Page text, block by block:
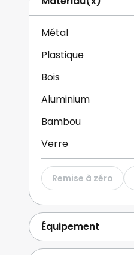
Métal
Plastique
Bois
Aluminium
Bambou
Verre
Papier / carton
Tissu / textile
Remise à zéro
Équipement